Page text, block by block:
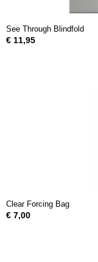
See Through Blindfold
€ 11,95
Clear Forcing Bag
€ 7,00